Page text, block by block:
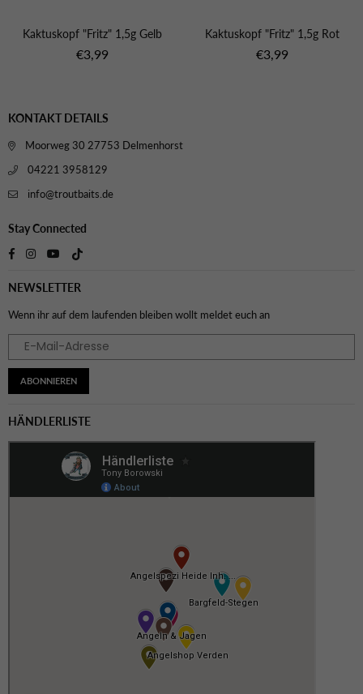
Kaktuskopf "Fritz" 1,5g Gelb
Normaler
€3,99
Kaktuskopf "Fritz" 1,5g Rot
Normaler
€3,99
KONTAKT DETAILS
Moorweg 30 27753 Delmenhorst
04221 3958129
info@troutbaits.de
Stay Connected
FacebookInstagram
YouTube
NEWSLETTER
Wenn ihr auf dem laufenden bleiben wollt meldet euch an
ABONNIEREN
HÄNDLERLISTE